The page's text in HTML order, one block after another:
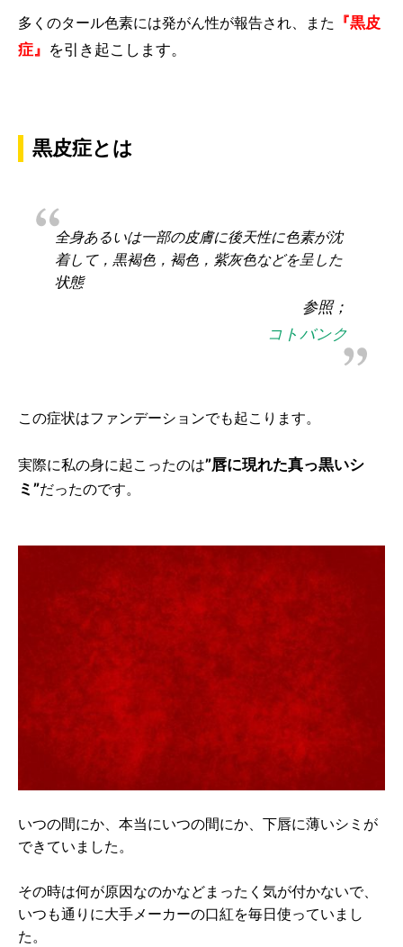
多くのタール色素には発がん性が報告され、また 『黒皮
症』 を引き起こします。
黒皮症とは
全身あるいは一部の皮膚に後天性に色素が沈
着して，黒褐色，褐色，紫灰色などを呈した
状態
参照；
コトバンク
この症状はファンデーションでも起こります。
実際に私の身に起こったのは”唇に現れた真っ黒いシ
ミ”だったのです。
いつの間にか、本当にいつの間にか、下唇に薄いシミが
できていました。
その時は何が原因なのかなどまったく気が付かないで、
いつも通りに大手メーカーの口紅を毎日使っていまし
た。